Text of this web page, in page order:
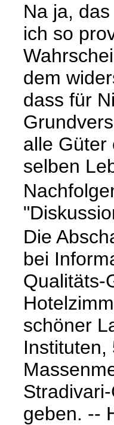
Na ja,
ich so
dem
dass für
alle Güter
selben
Die
bei
Qualitäts-
schöner
geben. --